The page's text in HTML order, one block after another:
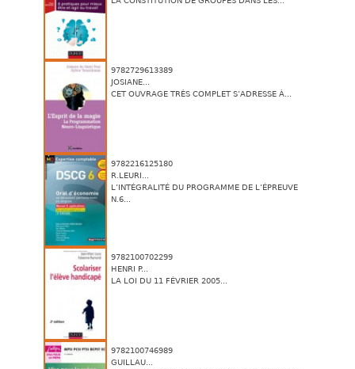
9782729613389
JOSIANE...
CET OUVRAGE TRÈS COMPLET S’ADRESSE À...
9782216125180
R.LEURI...
L’INTÉGRALITÉ DU PROGRAMME DE L’ÉPREUVE
N.6...
9782100702299
HENRI P...
LA LOI DU 11 FÉVRIER 2005...
9782100746989
GUILLAU...